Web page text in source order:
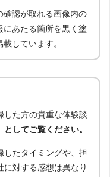
確認が取れる画像内の
にあたる箇所を黒く塗
しています。
した方の貴重な体験談
してご覧ください。
したタイミングや、担
対する感想は異なり